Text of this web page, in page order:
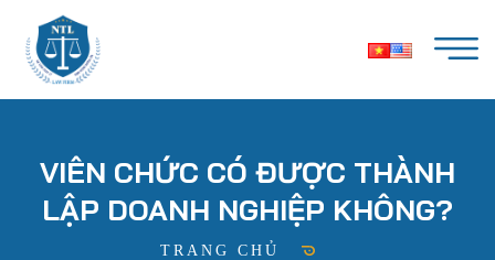
VIÊN CHỨC CÓ ĐƯỢC THÀNH
LẬP DOANH NGHIỆP KHÔNG?
TRANG CHỦ